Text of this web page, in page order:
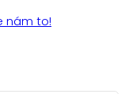
nám to!